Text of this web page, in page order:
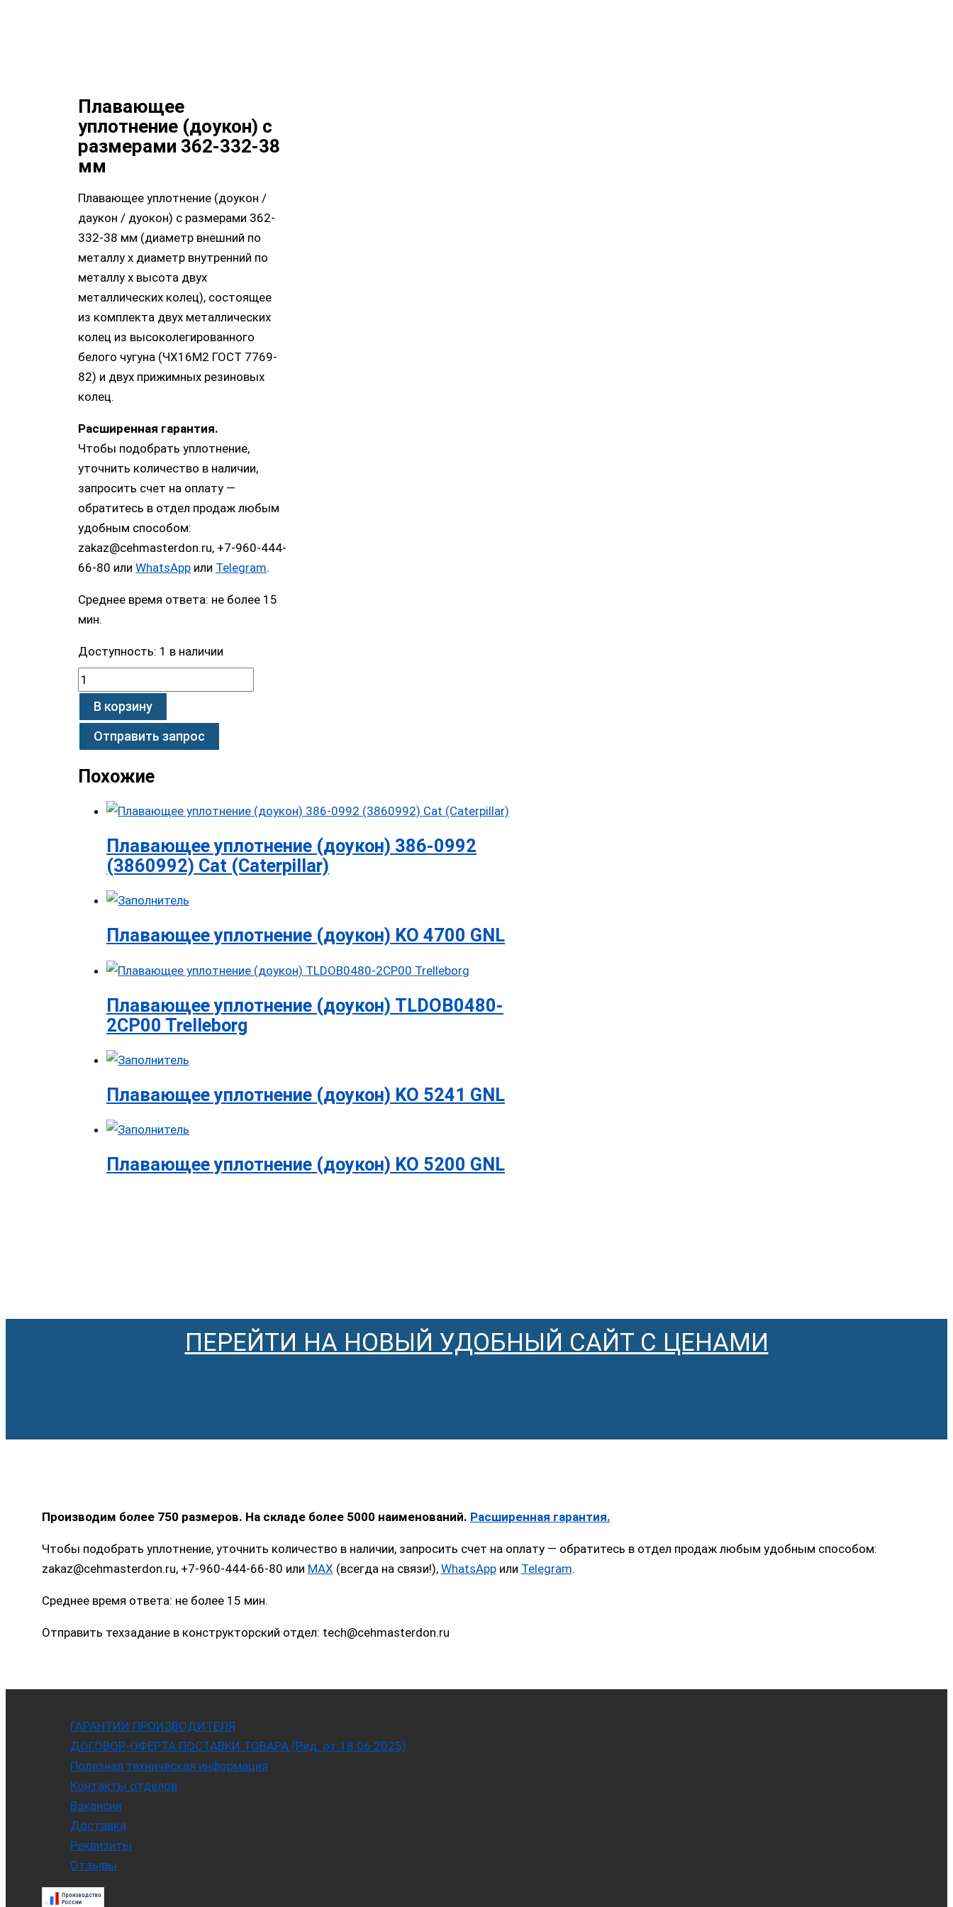
Плавающее
уплотнение (доукон) с
размерами 362-332-38
мм
Плавающее уплотнение (доукон /
даукон / дуокон) с размерами 362-
332-38 мм (диаметр внешний по
металлу х диаметр внутренний по
металлу х высота двух
металлических колец), состоящее
из комплекта двух металлических
колец из высоколегированного
белого чугуна (ЧХ16М2 ГОСТ 7769-
82) и двух прижимных резиновых
колец.
Расширенная гарантия.
Чтобы подобрать уплотнение,
уточнить количество в наличии,
запросить счет на оплату —
обратитесь в отдел продаж любым
удобным способом:
zakaz@cehmasterdon.ru, +7-960-444-
66-80 или WhatsApp или Telegram.
Среднее время ответа: не более 15
мин.
Доступность: 1 в наличии
В корзину
Отправить запрос
Похожие
Плавающее уплотнение (доукон) 386-0992
(3860992) Cat (Caterpillar)
Плавающее уплотнение (доукон) KO 4700 GNL
Плавающее уплотнение (доукон) TLDOB0480-
2CP00 Trelleborg
Плавающее уплотнение (доукон) KO 5241 GNL
Плавающее уплотнение (доукон) KO 5200 GNL
ПЕРЕЙТИ НА НОВЫЙ УДОБНЫЙ САЙТ С ЦЕНАМИ
Производим более 750 размеров. На складе более 5000 наименований. Расширенная гарантия.
Чтобы подобрать уплотнение, уточнить количество в наличии, запросить счет на оплату — обратитесь в отдел продаж любым удобным способом:
zakaz@cehmasterdon.ru, +7-960-444-66-80 или MAX (всегда на связи!), WhatsAppили Telegram.
Среднее время ответа: не более 15 мин.
Отправить техзадание в конструкторский отдел: tech@cehmasterdon.ru
ГАРАНТИИ ПРОИЗВОДИТЕЛЯ
ДОГОВОР-ОФЕРТА ПОСТАВКИ ТОВАРА (Ред. от 18.06.2025)
Полезная техническая информация
Контакты отделов
Вакансии
Доставка
Реквизиты
Отзывы